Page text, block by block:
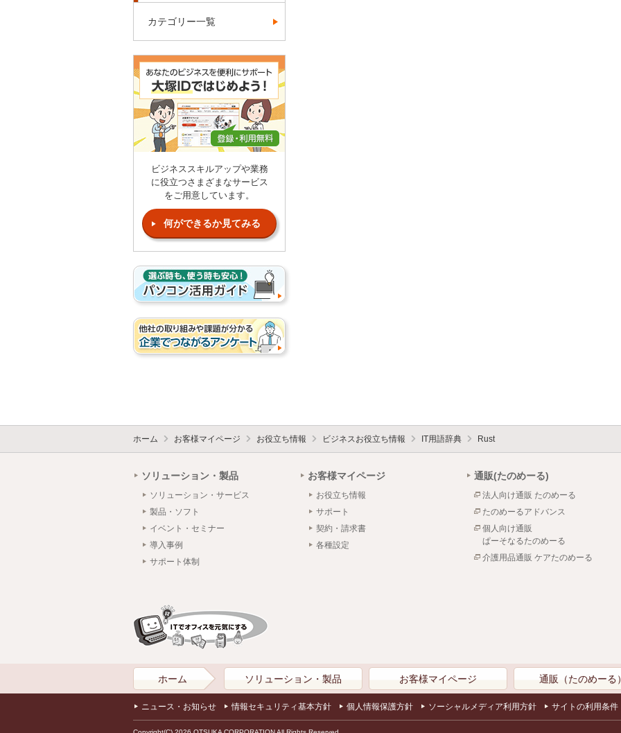
カテゴリー一覧
ビジネススキルアップや業務
に役立つさまざまなサービス
をご用意しています。
何ができるか見てみる
ホーム お客様マイページ お役立ち情報 ビジネスお役立ち情報 IT用語辞典 Rust
ソリューション・製品
ソリューション・サービス
製品・ソフト
イベント・セミナー
導入事例
サポート体制
お客様マイページ
お役立ち情報
サポート
契約・請求書
各種設定
通販(たのめーる)
法人向け通販 たのめーる
たのめーるアドバンス
個人向け通販
ぱーそなるたのめーる
介護用品通販 ケアたのめーる
ホーム ソリューション・製品 お客様マイページ 通販（たのめーる
ニュース・お知らせ 情報セキュリティ基本方針 個人情報保護方針 ソーシャルメディア利用方針 サイトの利用条件